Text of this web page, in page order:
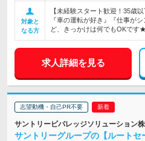
対象と
なる方
【未経験スタート歓迎！35歳
『車の運転が好き』『仕事が
ど、きっかけは何でもOKです
求人詳細を見る
志望動機・自己PR不要
サントリービバレッジソリューション
サントリーグループの【ルート